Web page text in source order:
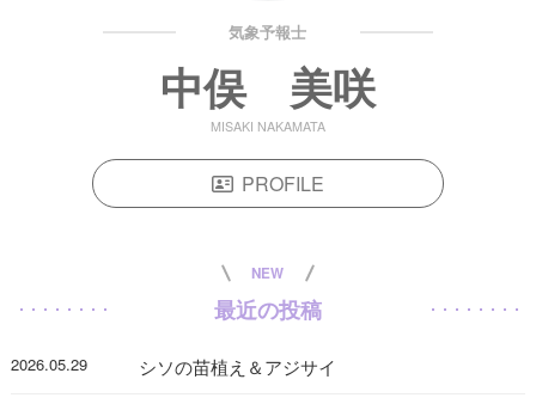
気象予報士
中俣 美咲
MISAKI NAKAMATA
PROFILE
NEW
最近の投稿
2026.05.29 シソの苗植え＆アジサイ